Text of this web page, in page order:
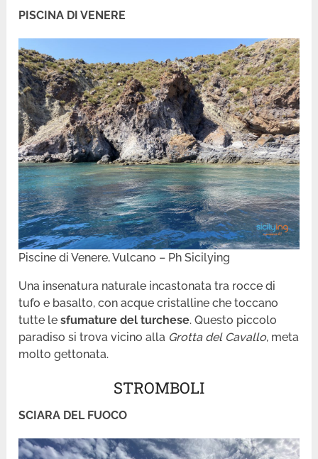
PISCINA DI VENERE
Piscine di Venere, Vulcano – Ph Sicilying
Una insenatura naturale incastonata tra rocce di
tufo e basalto, con acque cristalline che toccano
tutte lesfumature del turchese. Questo piccolo
paradiso si trova vicino alla Grotta del Cavallo, meta
molto gettonata.
STROMBOLI
SCIARA DEL FUOCO